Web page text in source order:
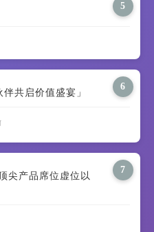
5
6
共启价值盛宴」
7
尖产品席位虚位以